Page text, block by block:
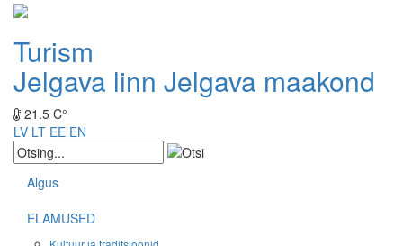
Turism
Jelgava linn Jelgava maakond
21.5 C°
LV LT EE EN
Algus
ELAMUSED